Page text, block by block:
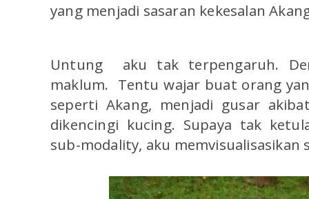
yang menjadi sasaran kekesalan
Untung aku tak terpengaruh.
maklum. Tentu wajar buat orang
seperti Akang, menjadi gusar
dikencingi kucing. Supaya tak
sub-modality, aku memvisualisasikan